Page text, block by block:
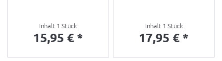
Inhalt 1 Stück
15,95 € *
Inhalt 1 Stück
17,95 € *